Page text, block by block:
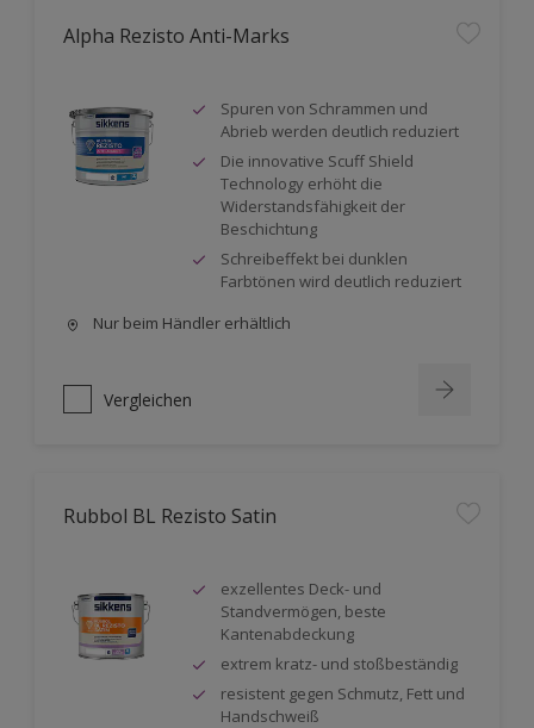
Alpha Rezisto Anti-Marks
Spuren von Schrammen und
Abrieb werden deutlich reduziert
Die innovative Scuff Shield
Technology erhöht die
Widerstandsfähigkeit der
Beschichtung
Schreibeffekt bei dunklen
Farbtönen wird deutlich reduziert
Nur beim Händler erhältlich
Vergleichen
Rubbol BL Rezisto Satin
exzellentes Deck- und
Standvermögen, beste
Kantenabdeckung
extrem kratz- und stoßbeständig
resistent gegen Schmutz, Fett und
Handschweiß